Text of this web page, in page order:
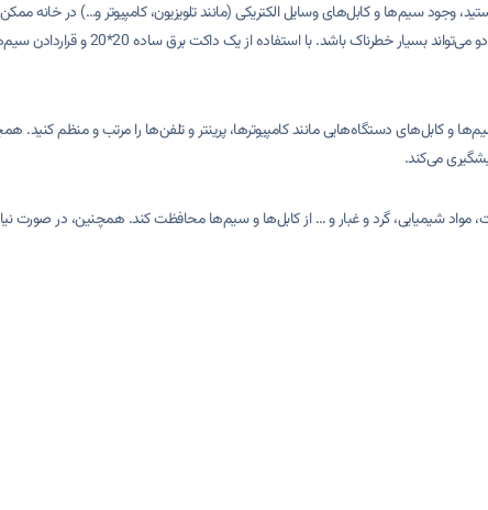
وجود سیم‌ها و کابل‌های وسایل الکتریکی (مانند تلویزیون، کامپیوتر و…) در
حین بازی با این سیم‌ها برخورد کنند، یا آن‌ها را
و کابل‌های دستگاه‌هایی مانند کامپیوترها، پرینتر و تلفن‌ها را مرتب و منظم کنید.
می‌کند.
مواد شیمیایی، گرد و غبار و … از کابل‌ها و سیم‌ها محافظت کند. همچنین، در صورت